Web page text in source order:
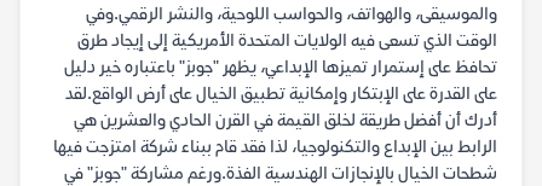
والموسيقى، والهواتف، والحواسب اللوحية، والنشر الرقمي.وفي
الوقت الذي تسعى فيه الولايات المتحدة الأمريكية إلى إيجاد طرق
تحافظ على إستمرار تميزها الإبداعي، يظهر "جوبز" باعتباره خير دليل
على القدرة على الإبتكار وإمكانية تطبيق الخيال على أرض الواقع.لقد
أدرك أن أفضل طريقة لخلق القيمة في القرن الحادي والعشرين هي
الرابط بين الإبداع والتكنولوجيا، لذا فقد قام ببناء شركة امتزجت فيها
شطحات الخيال بالإنجازات الهندسية الفذة.ورغم مشاركة "جوبز" في